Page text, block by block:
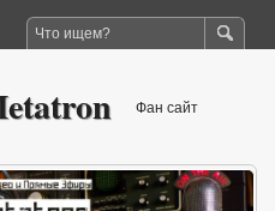
Фан сайт